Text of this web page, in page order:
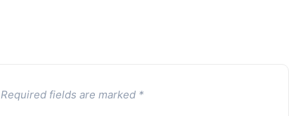
Required fields are marked *